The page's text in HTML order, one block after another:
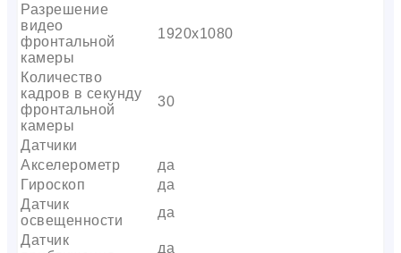
Разрешение
видео
фронтальной
камеры
1920х1080
Количество
кадров в секунду
фронтальной
камеры
30
Датчики
Акселерометр
да
Гироскоп
да
Датчик
освещенности
да
Датчик
да